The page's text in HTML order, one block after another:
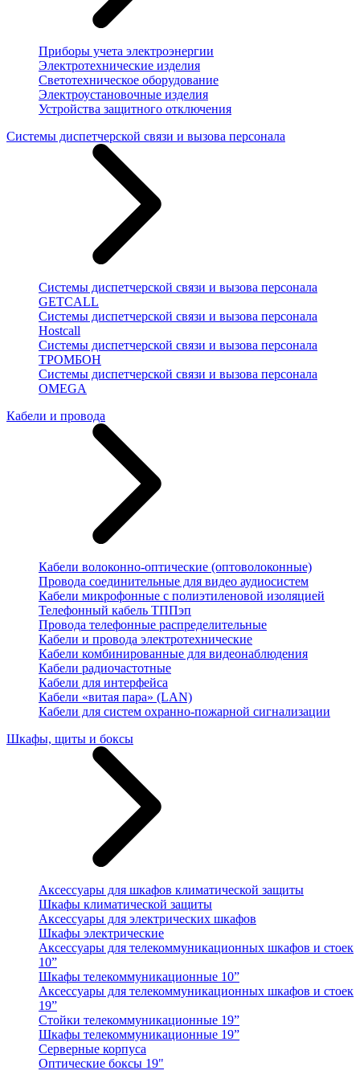
Приборы учета электроэнергии
Электротехнические изделия
Светотехническое оборудование
Электроустановочные изделия
Устройства защитного отключения
Системы диспетчерской связи и вызова персонала
Системы диспетчерской связи и вызова персонала
GETCALL
Системы диспетчерской связи и вызова персонала
Hostcall
Системы диспетчерской связи и вызова персонала
ТРОМБОН
Системы диспетчерской связи и вызова персонала
OMEGA
Кабели и провода
Кабели волоконно-оптические (оптоволоконные)
Провода соединительные для видео аудиосистем
Кабели микрофонные с полиэтиленовой изоляцией
Телефонный кабель ТППэп
Провода телефонные распределительные
Кабели и провода электротехнические
Кабели комбинированные для видеонаблюдения
Кабели радиочастотные
Кабели для интерфейса
Кабели «витая пара» (LAN)
Кабели для систем охранно-пожарной сигнализации
Шкафы, щиты и боксы
Аксессуары для шкафов климатической защиты
Шкафы климатической защиты
Аксессуары для электрических шкафов
Шкафы электрические
Аксессуары для телекоммуникационных шкафов и стоек
10”
Шкафы телекоммуникационные 10”
Аксессуары для телекоммуникационных шкафов и стоек
19”
Стойки телекоммуникационные 19”
Шкафы телекоммуникационные 19”
Серверные корпуса
Оптические боксы 19"